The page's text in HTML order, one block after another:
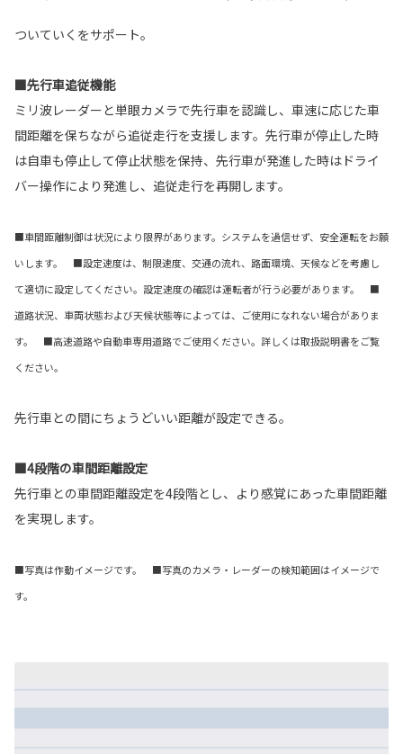
ついていくをサポート。
■先行車追従機能
ミリ波レーダーと単眼カメラで先行車を認識し、車速に応じた車
間距離を保ちながら追従走行を支援します。先行車が停止した時
は自車も停止して停止状態を保持、先行車が発進した時はドライ
バー操作により発進し、追従走行を再開します。
■車間距離制御は状況により限界があります。システムを過信せず、安全運転をお願
いします。 ■設定速度は、制限速度、交通の流れ、路面環境、天候などを考慮し
て適切に設定してください。設定速度の確認は運転者が行う必要があります。 ■
道路状況、車両状態および天候状態等によっては、ご使用になれない場合がありま
す。 ■高速道路や自動車専用道路でご使用ください。詳しくは取扱説明書をご覧
ください。
先行車との間にちょうどいい距離が設定できる。
■4段階の車間距離設定
先行車との車間距離設定を4段階とし、より感覚にあった車間距離
を実現します。
■写真は作動イメージです。 ■写真のカメラ・レーダーの検知範囲はイメージで
す。